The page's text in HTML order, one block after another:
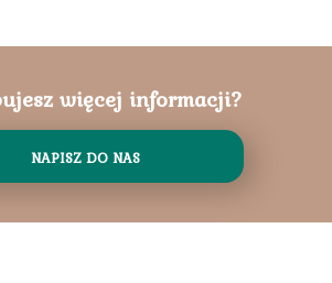
więcej informacji?
NAPISZ DO NAS